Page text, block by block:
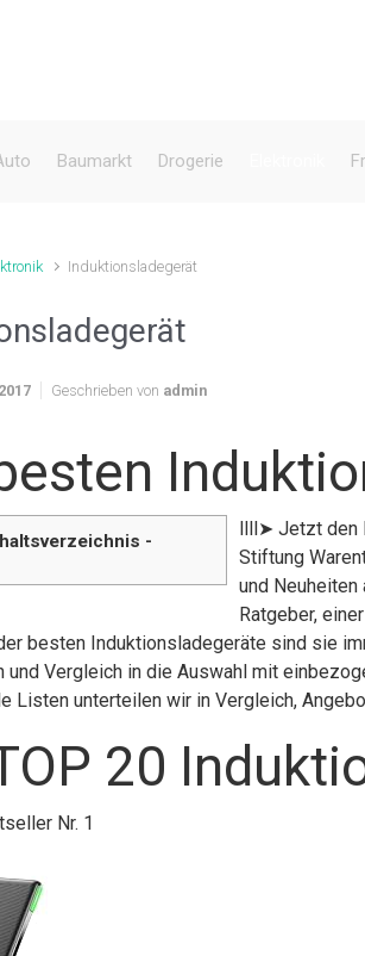
Baumarkt Drogerie
Induktionsladegerät
Geschrieben von admin
-
llll➤ Jetzt den
Stiftung
und
Ratgeber,
besten Induktionsladegeräte sind sie
und Vergleich in die Auswahl mit
Listen unterteilen wir in Vergleich,
20
Nr. 1